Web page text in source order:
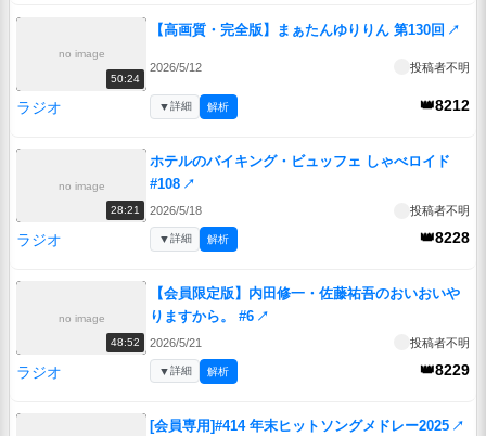
no image
50:24
【高画質・完全版】まぁたんゆりりん 第130回 ↗
2026/5/12 投稿者不明
ラジオ 👑8212
▼詳細 解析
no image
28:21
ホテルのバイキング・ビュッフェ しゃべロイド
#108 ↗
2026/5/18 投稿者不明
ラジオ 👑8228
▼詳細 解析
no image
48:52
【会員限定版】内田修一・佐藤祐吾のおいおいや
りますから。 #6 ↗
2026/5/21 投稿者不明
ラジオ 👑8229
▼詳細 解析
[会員専用]#414 年末ヒットソングメドレー2025 ↗